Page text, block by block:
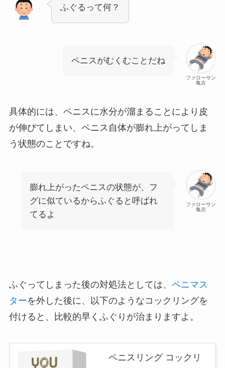
ふぐるって何？
ファローサン
亀吉
ペニスがむくむことだね
具体的には、ペニスに水分が溜まることにより皮
が伸びてしまい、ペニス自体が膨れ上がってしま
う状態のことですね。
ファローサン
亀吉
膨れ上がったペニスの状態が、フ
グに似ているからふぐると呼ばれ
てるよ
ふぐってしまった後の対処法としては、 ペニマス
ターを外した後に、以下のようなコックリングを
付けると、比較的早くふぐりが治まりますよ。
ペニスリング コックリ